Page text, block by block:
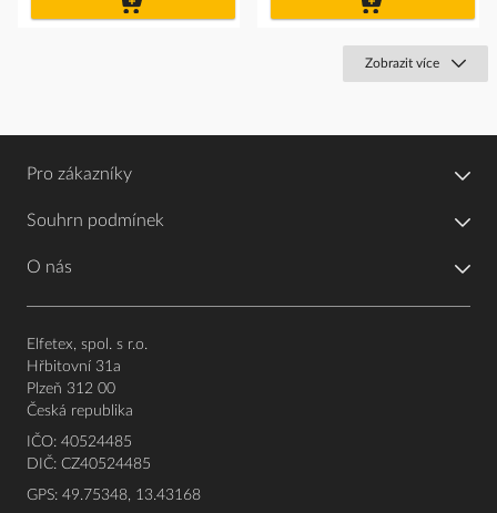
Zobrazit více
Pro zákazníky
Souhrn podmínek
O nás
Elfetex, spol. s r.o.
Hřbitovní 31a
Plzeň 312 00
Česká republika
IČO: 40524485
DIČ: CZ40524485
GPS: 49.75348, 13.43168